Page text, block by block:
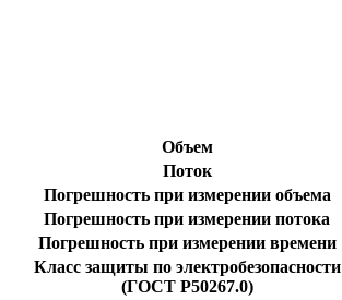
Объем
Поток
Погрешность при измерении объема
Погрешность при измерении потока
Погрешность при измерении времени
Класс защиты по электробезопасности
(ГОСТ Р50267.0)